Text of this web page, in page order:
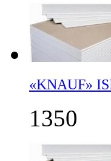
«KNAUF»
1350